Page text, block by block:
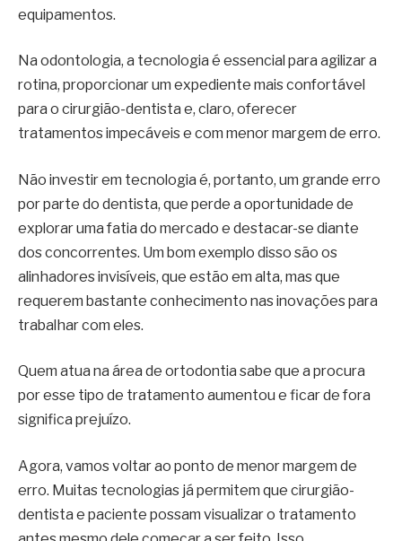
equipamentos.
Na odontologia, a tecnologia é essencial para agilizar a
rotina, proporcionar um expediente mais confortável
para o cirurgião-dentista e, claro, oferecer
tratamentos impecáveis e com menor margem de erro.
Não investir em tecnologia é, portanto, um grande erro
por parte do dentista, que perde a oportunidade de
explorar uma fatia do mercado e destacar-se diante
dos concorrentes. Um bom exemplo disso são os
alinhadores invisíveis, que estão em alta, mas que
requerem bastante conhecimento nas inovações para
trabalhar com eles.
Quem atua na área de ortodontia sabe que a procura
por esse tipo de tratamento aumentou e ficar de fora
significa prejuízo.
Agora, vamos voltar ao ponto de menor margem de
erro. Muitas tecnologias já permitem que cirurgião-
dentista e paciente possam visualizar o tratamento